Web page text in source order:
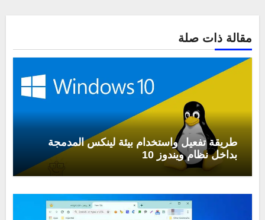
مقالة ذات صلة
طريقة تفعيل واستخدام بيئة لينكس المدمجة
بداخل نظام ويندوز 10